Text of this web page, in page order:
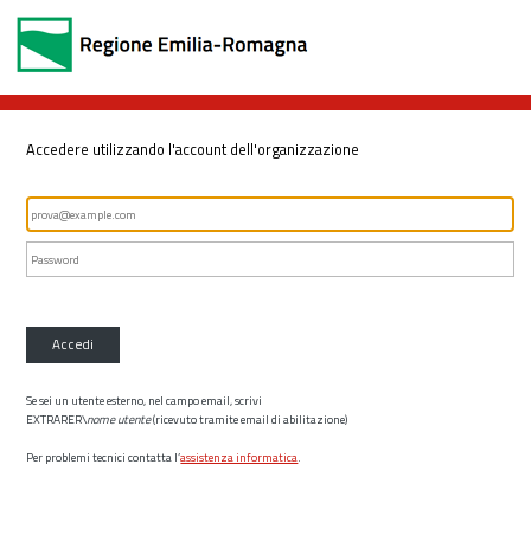
Accedere utilizzando l'account dell'organizzazione
Accedi
Se sei un utente esterno, nel campo email, scrivi
EXTRARER\nome utente(ricevuto tramite email di abilitazione)
Per problemi tecnici contatta l’assistenza informatica.